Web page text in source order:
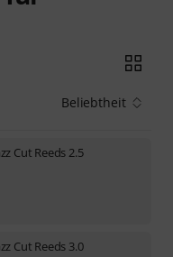
Beliebtheit
Cut Reeds 2.5
Cut Reeds 3.0